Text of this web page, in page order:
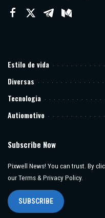
Estilo de vida
Diversas
Tecnologia
Autiomotivo
Subscribe Now
Pixwell News! You can trust. By
our Terms & Privacy Policy.
SUBSCRIBE